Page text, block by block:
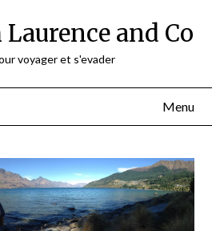
and Co
voyager et s'evader
Menu